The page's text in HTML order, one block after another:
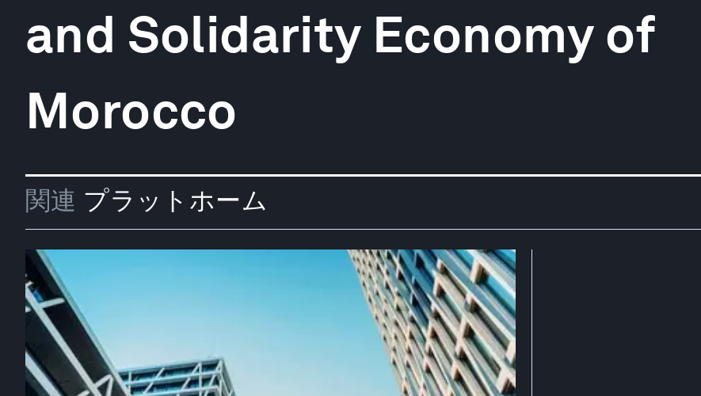
and Solidarity Economy of
Morocco
関連 プラットホーム